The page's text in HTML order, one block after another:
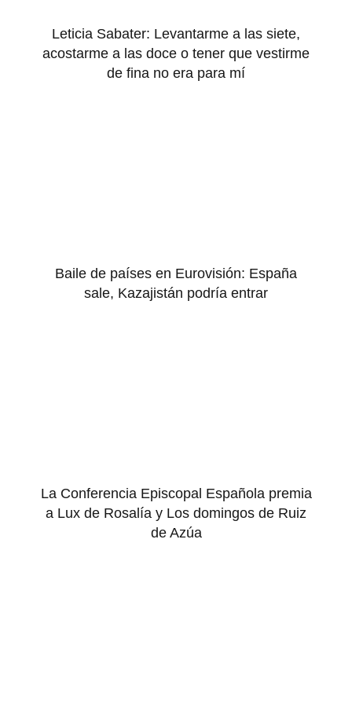
Leticia Sabater: Levantarme a las siete,
acostarme a las doce o tener que vestirme
de fina no era para mí
Baile de países en Eurovisión: España
sale, Kazajistán podría entrar
La Conferencia Episcopal Española premia
a Lux de Rosalía y Los domingos de Ruiz
de Azúa